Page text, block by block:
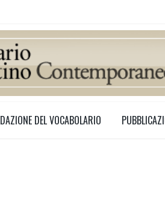
DEL VOCABOLARIO